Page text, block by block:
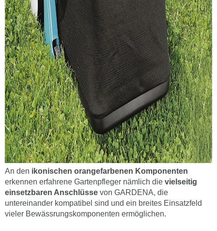
An den ikonischen orangefarbenen Komponenten
erkennen erfahrene Gartenpfleger nämlich die vielseitig
einsetzbaren Anschlüsse von GARDENA, die
untereinander kompatibel sind und ein breites Einsatzfeld
vieler Bewässrungskomponenten ermöglichen.